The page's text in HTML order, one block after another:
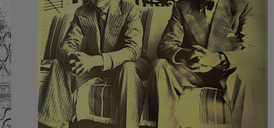
Boca
do
Inferno-
1ª
parte